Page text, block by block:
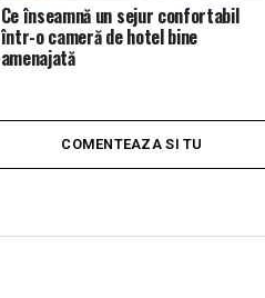
Ce înseamnă un sejur confortabil
într-o cameră de hotel bine
amenajată
COMENTEAZA SI TU